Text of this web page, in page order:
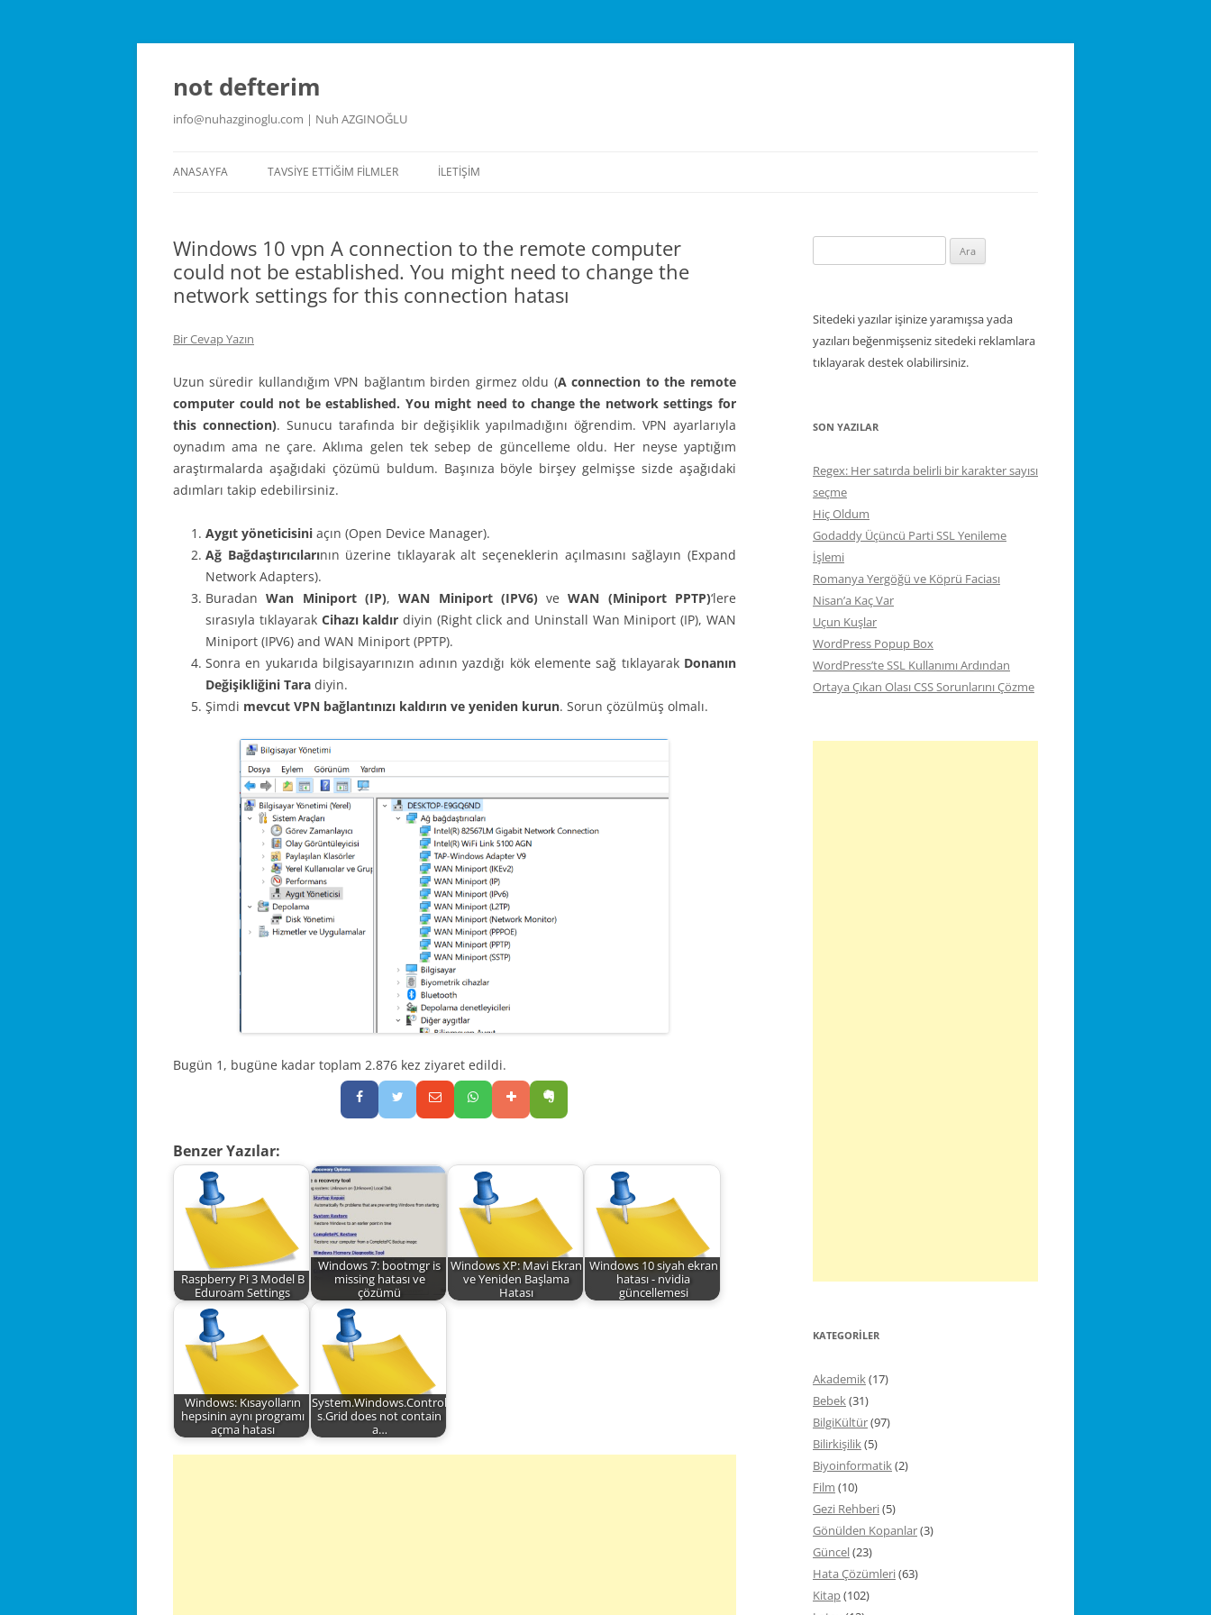
İçeriğe
not defterim
info@nuhazginoglu.com | Nuh AZGINOĞLU
ANASAYFA TAVSIYE ETTIĞIM FILMLER İLETIŞIM
Windows 10 vpn A connection to the remote computer
could not be established. You might need to change the
network settings for this connection hatası
Bir Cevap Yazın
Uzun süredir kullandığım VPN bağlantım birden girmez oldu (A connection to the remote
computer could not be established. You might need to change the network settings for
this connection). Sunucu tarafında bir değişiklik yapılmadığını öğrendim. VPN ayarlarıyla
oynadım ama ne çare. Aklıma gelen tek sebep de güncelleme oldu. Her neyse yaptığım
araştırmalarda aşağıdaki çözümü buldum. Başınıza böyle birşey gelmişse sizde aşağıdaki
adımları takip edebilirsiniz.
Aygıt yöneticisini açın (Open Device Manager).
Ağ Bağdaştırıcılarının üzerine tıklayarak alt seçeneklerin açılmasını sağlayın (Expand
Network Adapters).
BuradanWan Miniport (IP), WAN Miniport (IPV6)veWAN (Miniport PPTP)‘lere
sırasıyla tıklayarak Cihazı kaldır diyin (Right click and Uninstall Wan Miniport (IP), WAN
Miniport (IPV6) and WAN Miniport (PPTP).
Sonra en yukarıda bilgisayarınızın adının yazdığı kök elemente sağ tıklayarak Donanın
Değişikliğini Tara diyin.
Şimdi mevcut VPN bağlantınızı kaldırın ve yeniden kurun. Sorun çözülmüş olmalı.
Bugün 1, bugüne kadar toplam 2.876 kez ziyaret edildi.
Benzer Yazılar:
Raspberry Pi 3 Model B
Eduroam Settings
Windows 7: bootmgr is
missing hatası ve
çözümü
Windows XP: Mavi Ekran
ve Yeniden Başlama
Hatası
Windows 10 siyah ekran
hatası - nvidia
güncellemesi
Windows: Kısayolların
hepsinin aynı programı
açma hatası
System.Windows.Control
s.Grid does not contain
a…
Sitedeki yazılar işinize yaramışsa yada
yazıları beğenmişseniz sitedeki reklamlara
tıklayarak destek olabilirsiniz.
SON YAZILAR
Regex: Her satırda belirli bir karakter sayısı
seçme
Hiç Oldum
Godaddy Üçüncü Parti SSL Yenileme
İşlemi
Romanya Yergöğü ve Köprü Faciası
Nisan’a Kaç Var
Uçun Kuşlar
WordPress Popup Box
WordPress’te SSL Kullanımı Ardından
Ortaya Çıkan Olası CSS Sorunlarını Çözme
KATEGORILER
Akademik(17)
Bebek(31)
BilgiKültür(97)
Bilirkişilik(5)
Biyoinformatik(2)
Film (10)
Gezi Rehberi(5)
Gönülden Kopanlar(3)
Güncel(23)
Hata Çözümleri(63)
Kitap(102)